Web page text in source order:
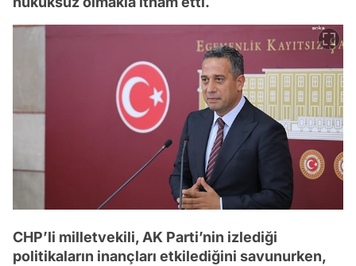
CHP’li milletvekili, AK Parti’nin izlediği
politikaların inançları etkilediğini savunurken,